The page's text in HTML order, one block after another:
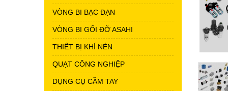
VÒNG BI BẠC ĐẠN
VÒNG BI GỐI ĐỠ ASAHI
THIẾT BỊ KHÍ NÉN
QUẠT CÔNG NGHIỆP
DỤNG CỤ CẦM TAY